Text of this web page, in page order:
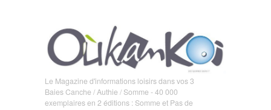
Le Magazine d'informations loisirs dans vos 3
Baies Canche / Authie / Somme - 40 000
exemplaires en 2 éditions : Somme et Pas de